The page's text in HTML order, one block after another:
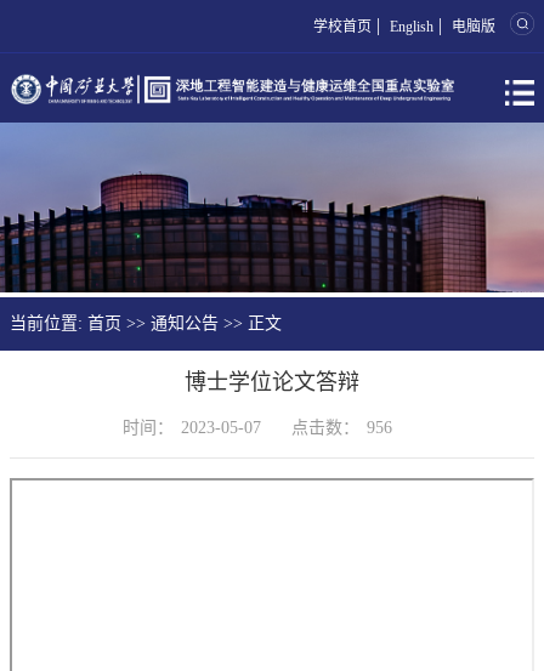
学校首页 | English | 电脑版
当前位置: 首页 >> 通知公告 >> 正文
博士学位论文答辩
时间： 2023-05-07 点击数： 956